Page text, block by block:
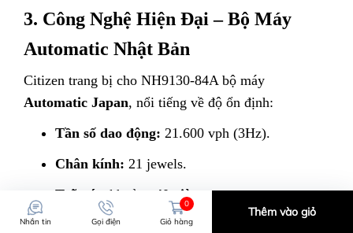
3. Công Nghệ Hiện Đại – Bộ Máy
Automatic Nhật Bản
Citizen trang bị cho NH9130-84A bộ máy
Automatic Japan, nổi tiếng về độ ổn định:
Tần số dao động: 21.600 vph (3Hz).
Chân kính: 21 jewels.
Trữ cót:
khoảng 40 giờ
Sai số tiêu chuẩn:±10 – 20 giây/ngày.
Nhắn tin Gọi điện
0
Giỏ hàng
Thêm vào giỏ